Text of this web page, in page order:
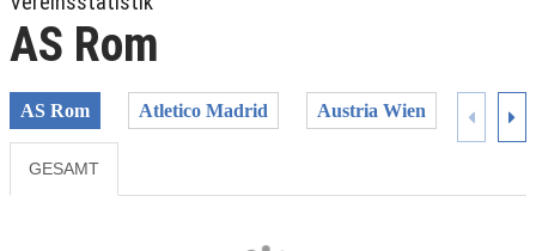
AS Rom
AS Rom Atletico Madrid Austria Wien BK
GESAMT